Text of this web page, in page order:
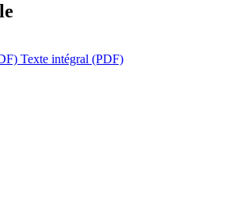
Texte intégral (PDF)